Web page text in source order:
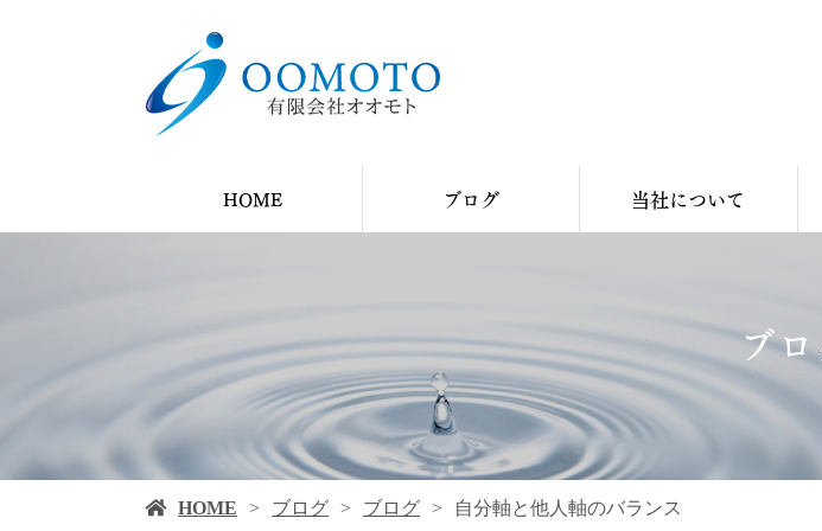
HOME ブログ 当社について
ブ
HOME ブログ ブログ 自分軸と他人軸のバランス